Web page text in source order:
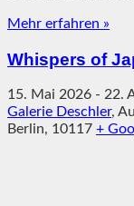
Mehr erfahren »
Whispers of
15. Mai 2026 - 22.
Galerie Deschler,
Berlin, 10117 +